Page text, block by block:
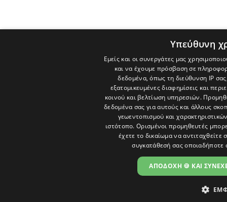
Υπεύθυνη
Εμείς και οι συνεργάτες μας
και να έχουμε πρόσβαση σε
δεδομένα, όπως τη διεύθυνση IP
εξατομικευμένες διαφημίσεις και
κοινού και βελτίωση υπηρεσιών.
δεδομένα σας για αυτούς και άλλους
γεωεντοπισμού και
ιστότοπο. Ορισμένοι προμηθευτές
έχετε το δικαίωμα να αντιταχθείτε
συγκατάθεσή σας οποιαδήποτε
ΑΠΟΔΟΧΗ 🍪 ΚΑΙ